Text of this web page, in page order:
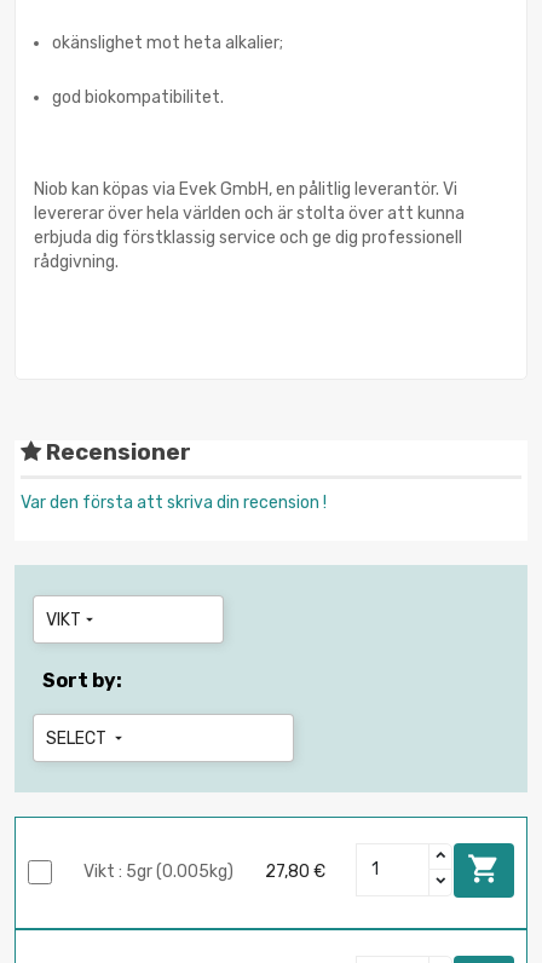
okänslighet mot heta alkalier;
god biokompatibilitet.
Niob kan köpas via Evek GmbH, en pålitlig leverantör. Vi
levererar över hela världen och är stolta över att kunna
erbjuda dig förstklassig service och ge dig professionell
rådgivning.
Recensioner
Var den första att skriva din recension !
VIKT 
Sort by:
SELECT 
Vikt : 5gr (0.005kg) 27,80 € 